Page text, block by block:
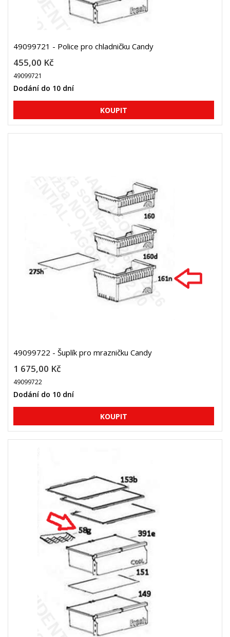
49099721 - Police pro chladničku Candy
455,00 Kč
49099721
Dodání do 10 dní
49099722 - Šuplík pro mrazničku Candy
1 675,00 Kč
49099722
Dodání do 10 dní